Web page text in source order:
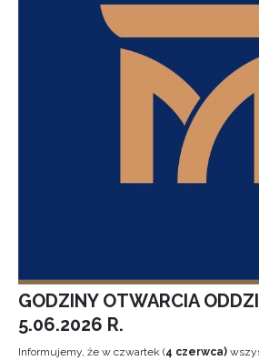
GODZINY OTWARCIA
5.06.2026 R.
Informujemy, że w czwartek (4 czerwca)